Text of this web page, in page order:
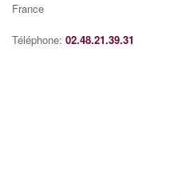
France
Téléphone: 02.48.21.39.31